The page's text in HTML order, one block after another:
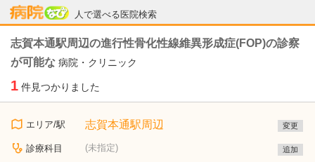
人で選べる医院検索
病院なび
志賀本通駅周辺の進行性骨化性線維異形成症(FOP)の診察
が可能な 病院・クリニック
1 件見つかりました
エリア/駅 志賀本通駅周辺 変更
診療科目 (未指定) 追加